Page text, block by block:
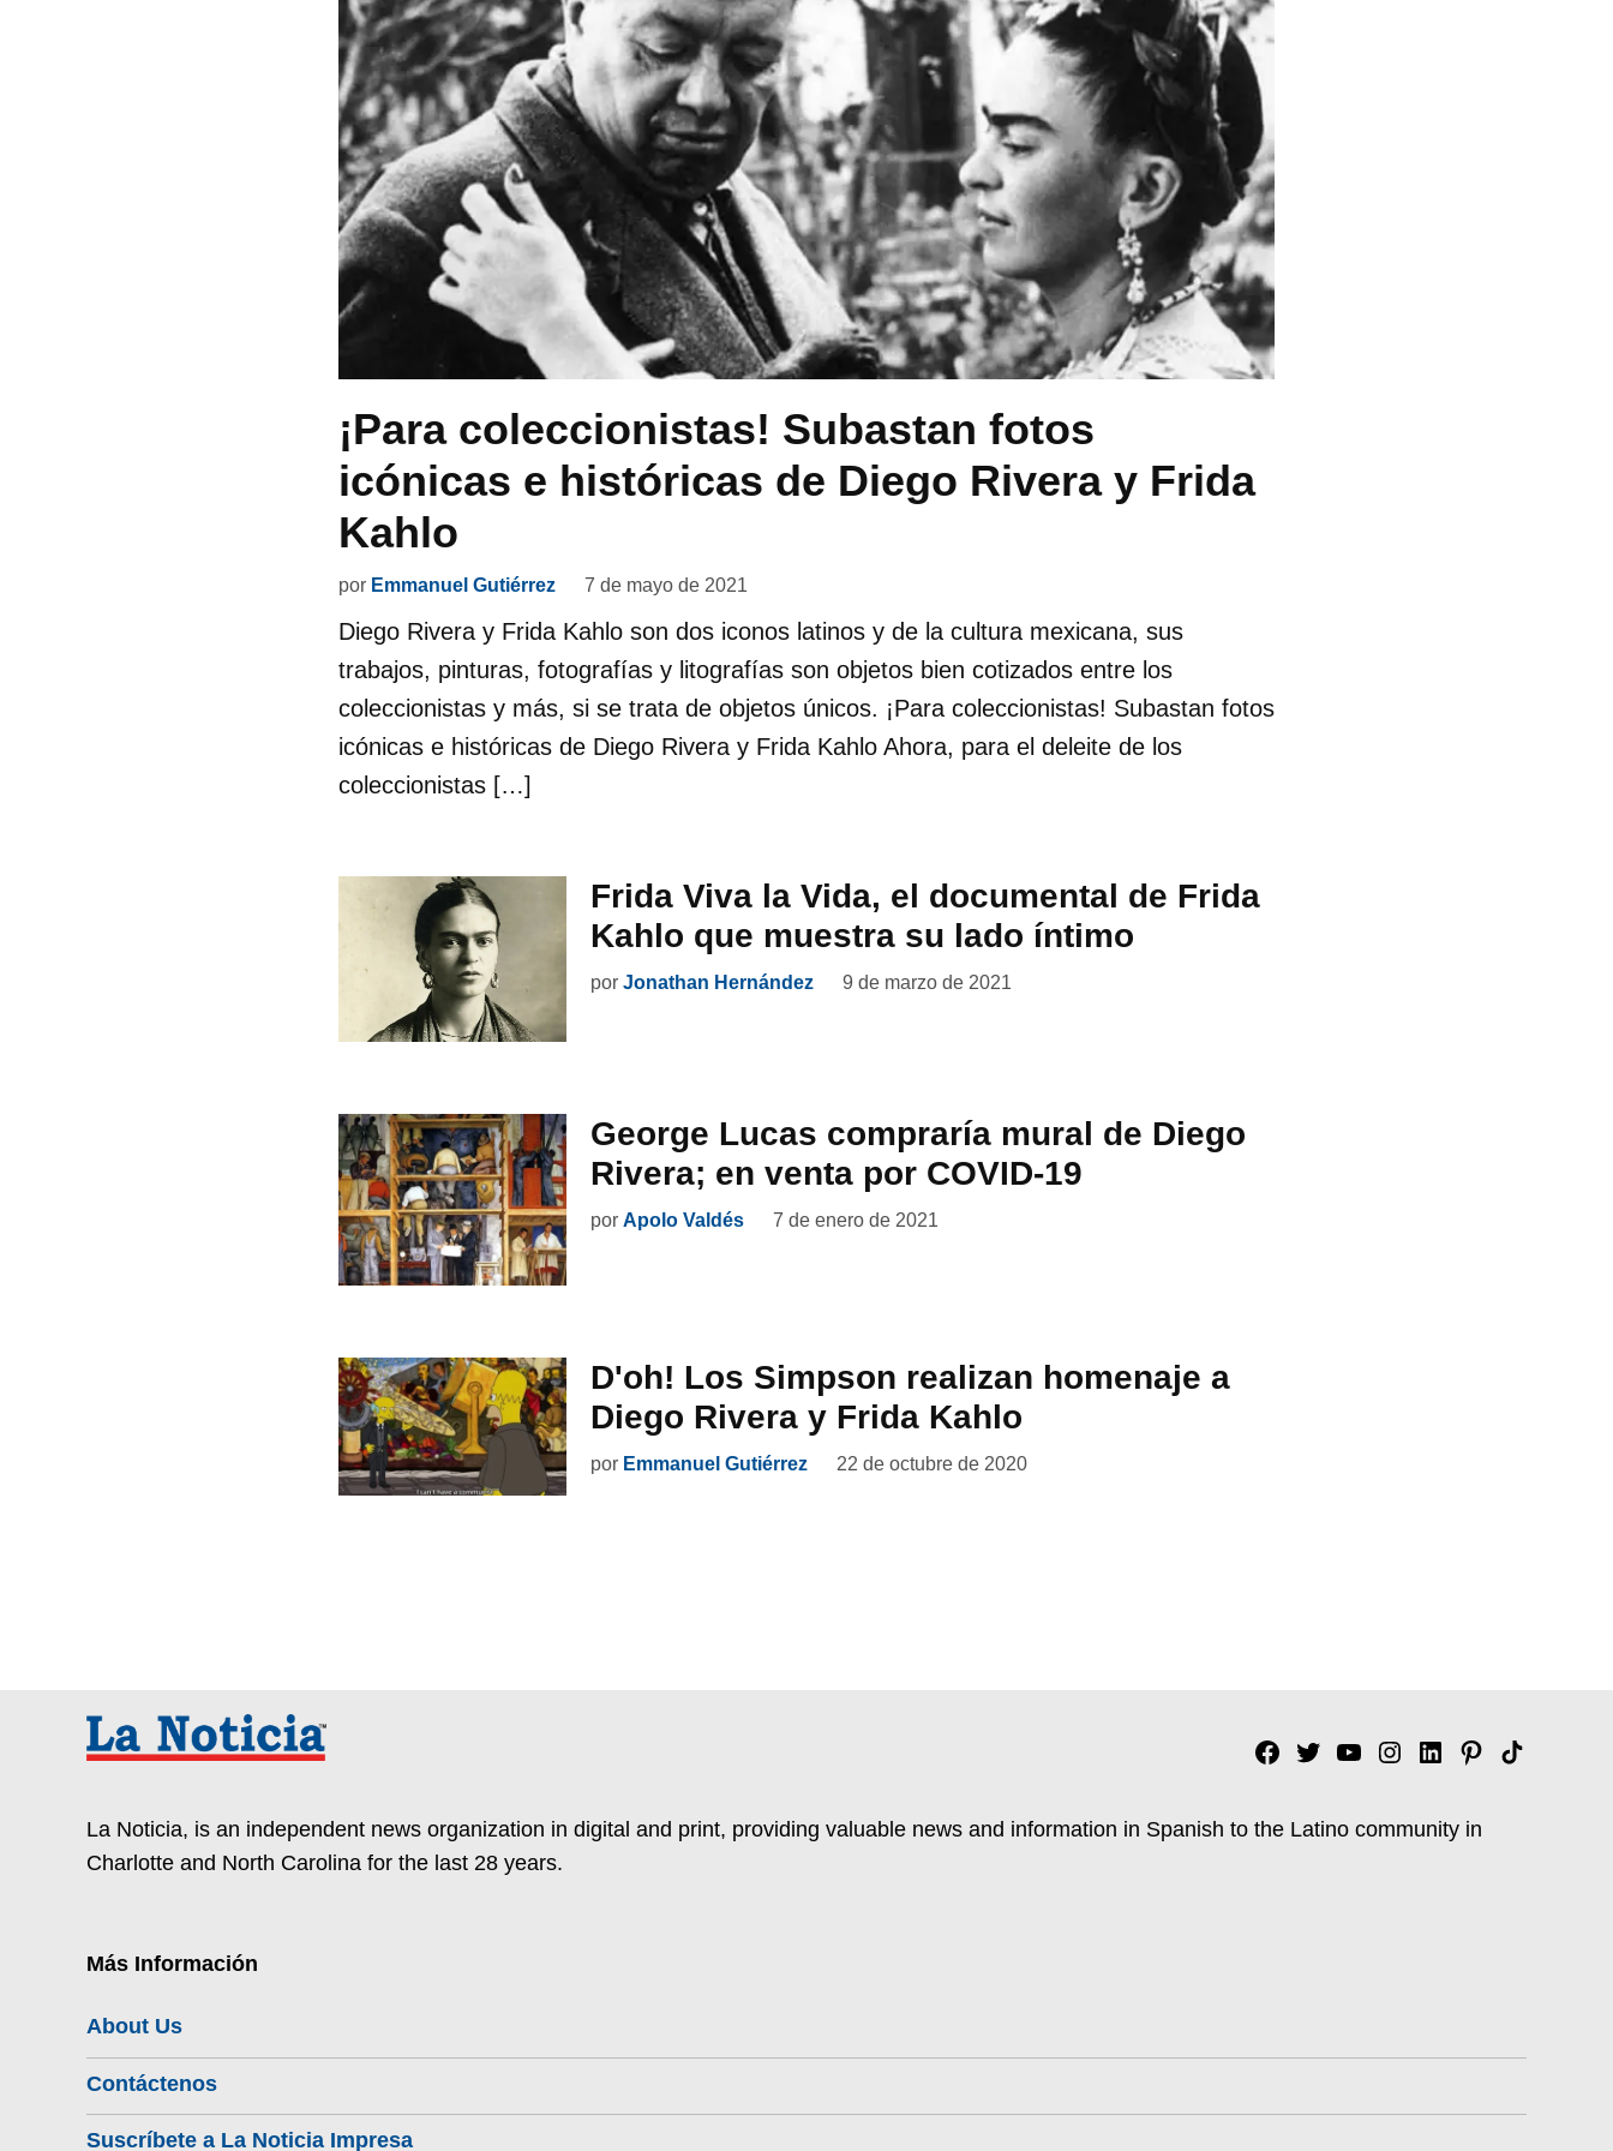
¡Para coleccionistas! Subastan fotos
icónicas e históricas de Diego Rivera y Frida
Kahlo
por Emmanuel Gutiérrez 7 de mayo de 2021
Diego Rivera y Frida Kahlo son dos iconos latinos y de la cultura mexicana, sus
trabajos, pinturas, fotografías y litografías son objetos bien cotizados entre los
coleccionistas y más, si se trata de objetos únicos. ¡Para coleccionistas! Subastan fotos
icónicas e históricas de Diego Rivera y Frida Kahlo Ahora, para el deleite de los
coleccionistas […]
Frida Viva la Vida, el documental de Frida
Kahlo que muestra su lado íntimo
por Jonathan Hernández 9 de marzo de 2021
George Lucas compraría mural de Diego
Rivera; en venta por COVID-19
por Apolo Valdés 7 de enero de 2021
D'oh! Los Simpson realizan homenaje a
Diego Rivera y Frida Kahlo
por Emmanuel Gutiérrez 22 de octubre de 2020
Facebook
TwitterYouTubeInstagram
Linkedin
Pinterest
Tik
La Noticia, is an independent news organization in digital and print, providing valuable news and information in Spanish to the Latino community in
Charlotte and North Carolina for the last 28 years.
Más Información
About Us
Contáctenos
Suscríbete a La Noticia Impresa